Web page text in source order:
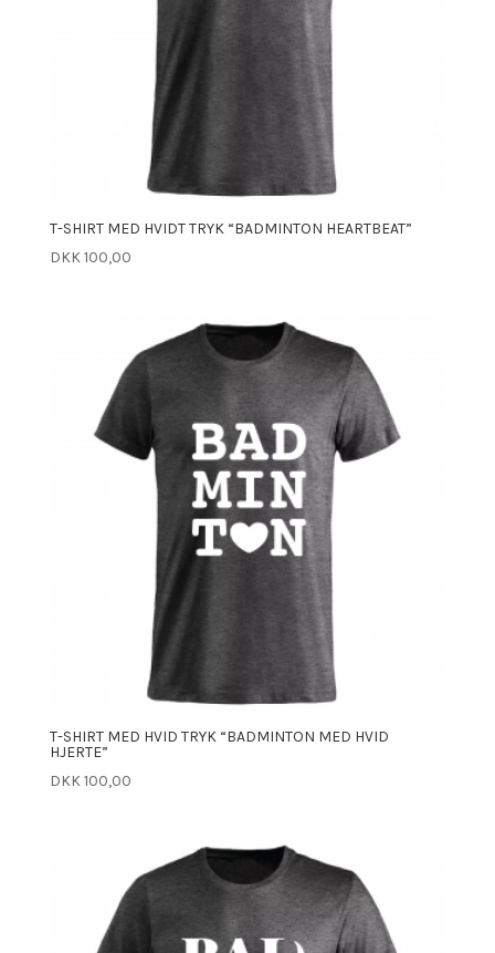
T-SHIRT MED HVIDT TRYK “BADMINTON HEARTBEAT”
DKK100,00
T-SHIRT MED HVID TRYK “BADMINTON MED HVID
HJERTE”
DKK100,00